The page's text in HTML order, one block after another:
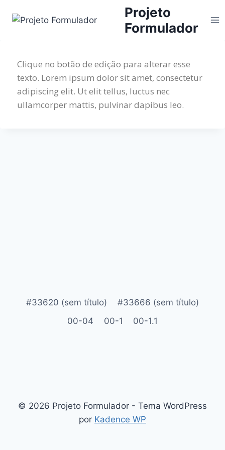
Projeto
Formulador
Clique no botão de edição para alterar esse
texto. Lorem ipsum dolor sit amet, consectetur
adipiscing elit. Ut elit tellus, luctus nec
ullamcorper mattis, pulvinar dapibus leo.
#33620 (sem título)
#33666 (sem título)
00-04
00-1 00-1.1
© 2026 Projeto Formulador - Tema WordPress
por Kadence WP